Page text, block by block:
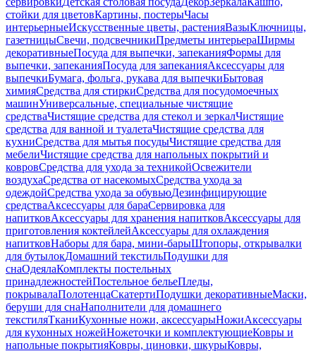
стойки для цветовКартины, постерыЧасы
интерьерныеИскусственные цветы, растенияВазыКлючницы,
газетницыСвечи, подсвечникиПредметы интерьераШирмы
декоративныеПосуда для выпечки, запеканияФормы для
выпечки, запеканияПосуда для запеканияАксессуары для
выпечкиБумага, фольга, рукава для выпечкиБытовая
химияСредства для стиркиСредства для посудомоечных
машинУниверсальные, специальные чистящие
средстваЧистящие средства для стекол и зеркалЧистящие
средства для ванной и туалетаЧистящие средства для
кухниСредства для мытья посудыЧистящие средства для
мебелиЧистящие средства для напольных покрытий и
ковровСредства для ухода за техникойОсвежители
воздухаСредства от насекомыхСредства ухода за
одеждойСредства ухода за обувьюДезинфицирующие
средстваАксессуары для бараСервировка для
напитковАксессуары для хранения напитковАксессуары для
приготовления коктейлейАксессуары для охлаждения
напитковНаборы для бара, мини-барыШтопоры, открывалки
для бутылокДомашний текстильПодушки для
снаОдеялаКомплекты постельных
принадлежностейПостельное бельеПледы,
покрывалаПолотенцаСкатертиПодушки декоративныеМаски,
беруши для снаНаполнители для домашнего
текстиляТканиКухонные ножи, аксессуарыНожиАксессуары
для кухонных ножейНожеточки и комплектующиеКовры и
напольные покрытияКовры, циновки, шкурыКовры,